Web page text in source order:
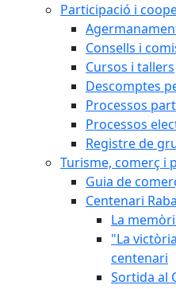
Participació i
Consells i
Cursos i tallers
Descomptes
Processos
Processos
Registre de
Turisme, comerç i
Guia de
Centenari
La
"La
centenari
Sortida al